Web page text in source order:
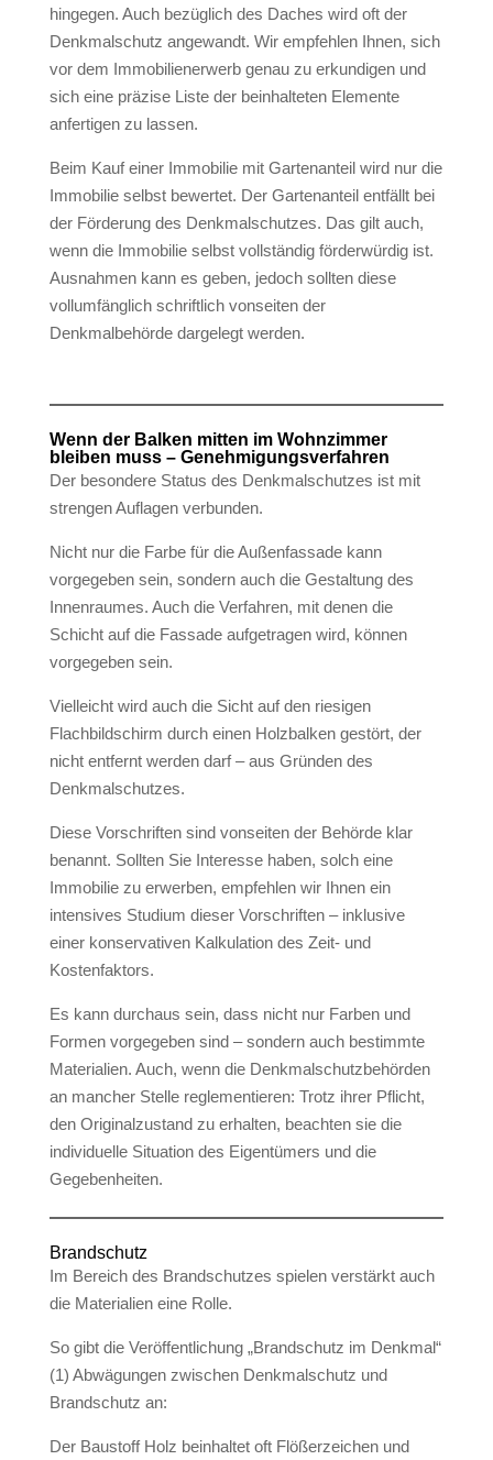
hingegen. Auch bezüglich des Daches wird oft der
Denkmalschutz angewandt. Wir empfehlen Ihnen, sich
vor dem Immobilienerwerb genau zu erkundigen und
sich eine präzise Liste der beinhalteten Elemente
anfertigen zu lassen.
Beim Kauf einer Immobilie mit Gartenanteil wird nur die
Immobilie selbst bewertet. Der Gartenanteil entfällt bei
der Förderung des Denkmalschutzes. Das gilt auch,
wenn die Immobilie selbst vollständig förderwürdig ist.
Ausnahmen kann es geben, jedoch sollten diese
vollumfänglich schriftlich vonseiten der
Denkmalbehörde dargelegt werden.
Wenn der Balken mitten im Wohnzimmer
bleiben muss – Genehmigungsverfahren
Der besondere Status des Denkmalschutzes ist mit
strengen Auflagen verbunden.
Nicht nur die Farbe für die Außenfassade kann
vorgegeben sein, sondern auch die Gestaltung des
Innenraumes. Auch die Verfahren, mit denen die
Schicht auf die Fassade aufgetragen wird, können
vorgegeben sein.
Vielleicht wird auch die Sicht auf den riesigen
Flachbildschirm durch einen Holzbalken gestört, der
nicht entfernt werden darf – aus Gründen des
Denkmalschutzes.
Diese Vorschriften sind vonseiten der Behörde klar
benannt. Sollten Sie Interesse haben, solch eine
Immobilie zu erwerben, empfehlen wir Ihnen ein
intensives Studium dieser Vorschriften – inklusive
einer konservativen Kalkulation des Zeit- und
Kostenfaktors.
Es kann durchaus sein, dass nicht nur Farben und
Formen vorgegeben sind – sondern auch bestimmte
Materialien. Auch, wenn die Denkmalschutzbehörden
an mancher Stelle reglementieren: Trotz ihrer Pflicht,
den Originalzustand zu erhalten, beachten sie die
individuelle Situation des Eigentümers und die
Gegebenheiten.
Brandschutz
Im Bereich des Brandschutzes spielen verstärkt auch
die Materialien eine Rolle.
So gibt die Veröffentlichung „Brandschutz im Denkmal“
(1) Abwägungen zwischen Denkmalschutz und
Brandschutz an:
Der Baustoff Holz beinhaltet oft Flößerzeichen und